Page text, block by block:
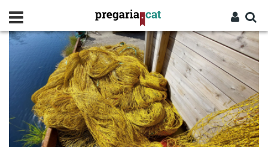
contingut
Entra
Cercador
LLIBERTAT